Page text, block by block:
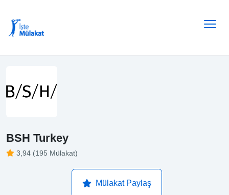
BSH Turkey
3,94 (195 Mülakat)
Mülakat Paylaş